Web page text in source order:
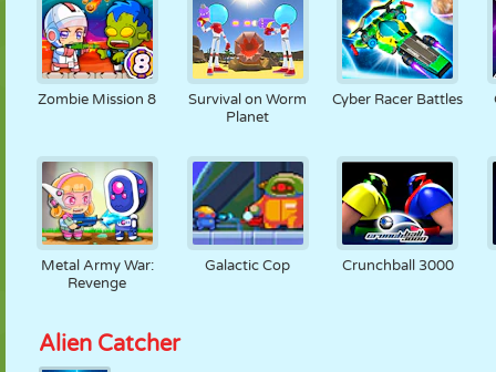
Zombie Mission 8
Survival on Worm
Planet
Cyber Racer Battles
Metal Army War:
Revenge
Galactic Cop Crunchball 3000
Alien Catcher